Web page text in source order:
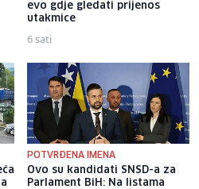
evo gdje gledati prijenos
utakmice
6 sati
POTVRĐENA IMENA
Ovo su kandidati SNSD-a za
Parlament BiH: Na listama